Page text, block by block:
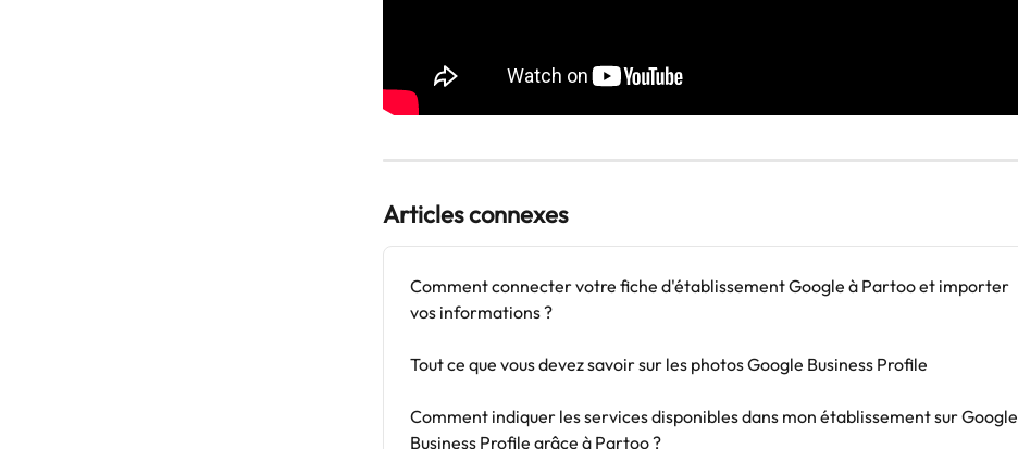
Articles connexes
Comment connecter votre fiche d'établissement Google à Partoo et importer
vos informations ?
Tout ce que vous devez savoir sur les photos Google Business Profile
Comment indiquer les services disponibles dans mon établissement sur Google
Business Profile grâce à Partoo ?